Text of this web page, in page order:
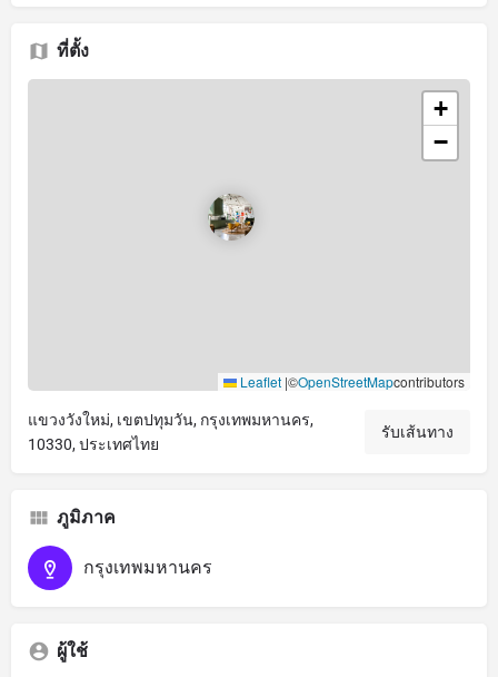
ที่ตั้ง
+
−
Leaflet |©OpenStreetMapcontributors
แขวงวังใหม่, เขตปทุมวัน, กรุงเทพมหานคร,
10330, ประเทศไทย
รับเส้นทาง
ภูมิภาค
กรุงเทพมหานคร
ผู้ใช้